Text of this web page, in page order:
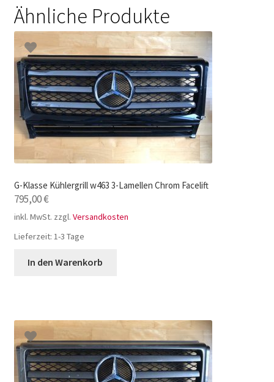
Ähnliche Produkte
G-Klasse Kühlergrill w463 3-Lamellen Chrom Facelift
795,00€
inkl. MwSt. zzgl. Versandkosten
Lieferzeit: 1-3 Tage
In den Warenkorb